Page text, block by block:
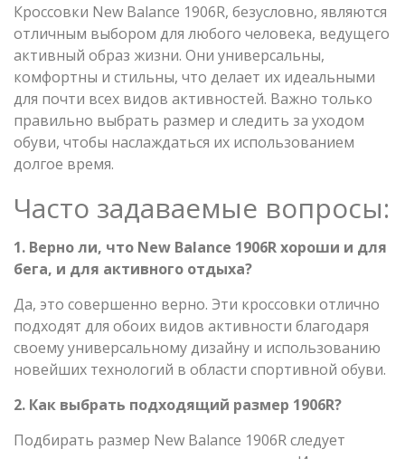
Кроссовки New Balance 1906R, безусловно, являются
отличным выбором для любого человека, ведущего
активный образ жизни. Они универсальны,
комфортны и стильны, что делает их идеальными
для почти всех видов активностей. Важно только
правильно выбрать размер и следить за уходом
обуви, чтобы наслаждаться их использованием
долгое время.
Часто задаваемые вопросы:
1. Верно ли, что New Balance 1906R хороши и для
бега, и для активного отдыха?
Да, это совершенно верно. Эти кроссовки отлично
подходят для обоих видов активности благодаря
своему универсальному дизайну и использованию
новейших технологий в области спортивной обуви.
2. Как выбрать подходящий размер 1906R?
Подбирать размер New Balance 1906R следует